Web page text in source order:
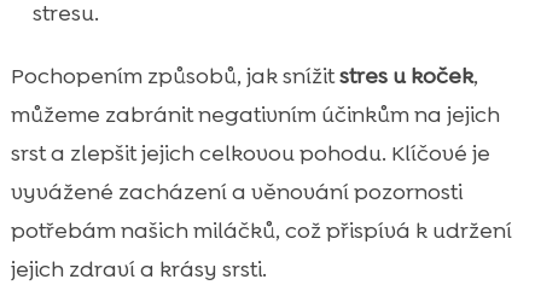
stresu.
Pochopením způsobů, jak snížitstres u koček,
můžeme zabránit negativním účinkům na jejich
srst a zlepšit jejich celkovou pohodu. Klíčové je
vyvážené zacházení a věnování pozornosti
potřebám našich miláčků, což přispívá k udržení
jejich zdraví a krásy srsti.